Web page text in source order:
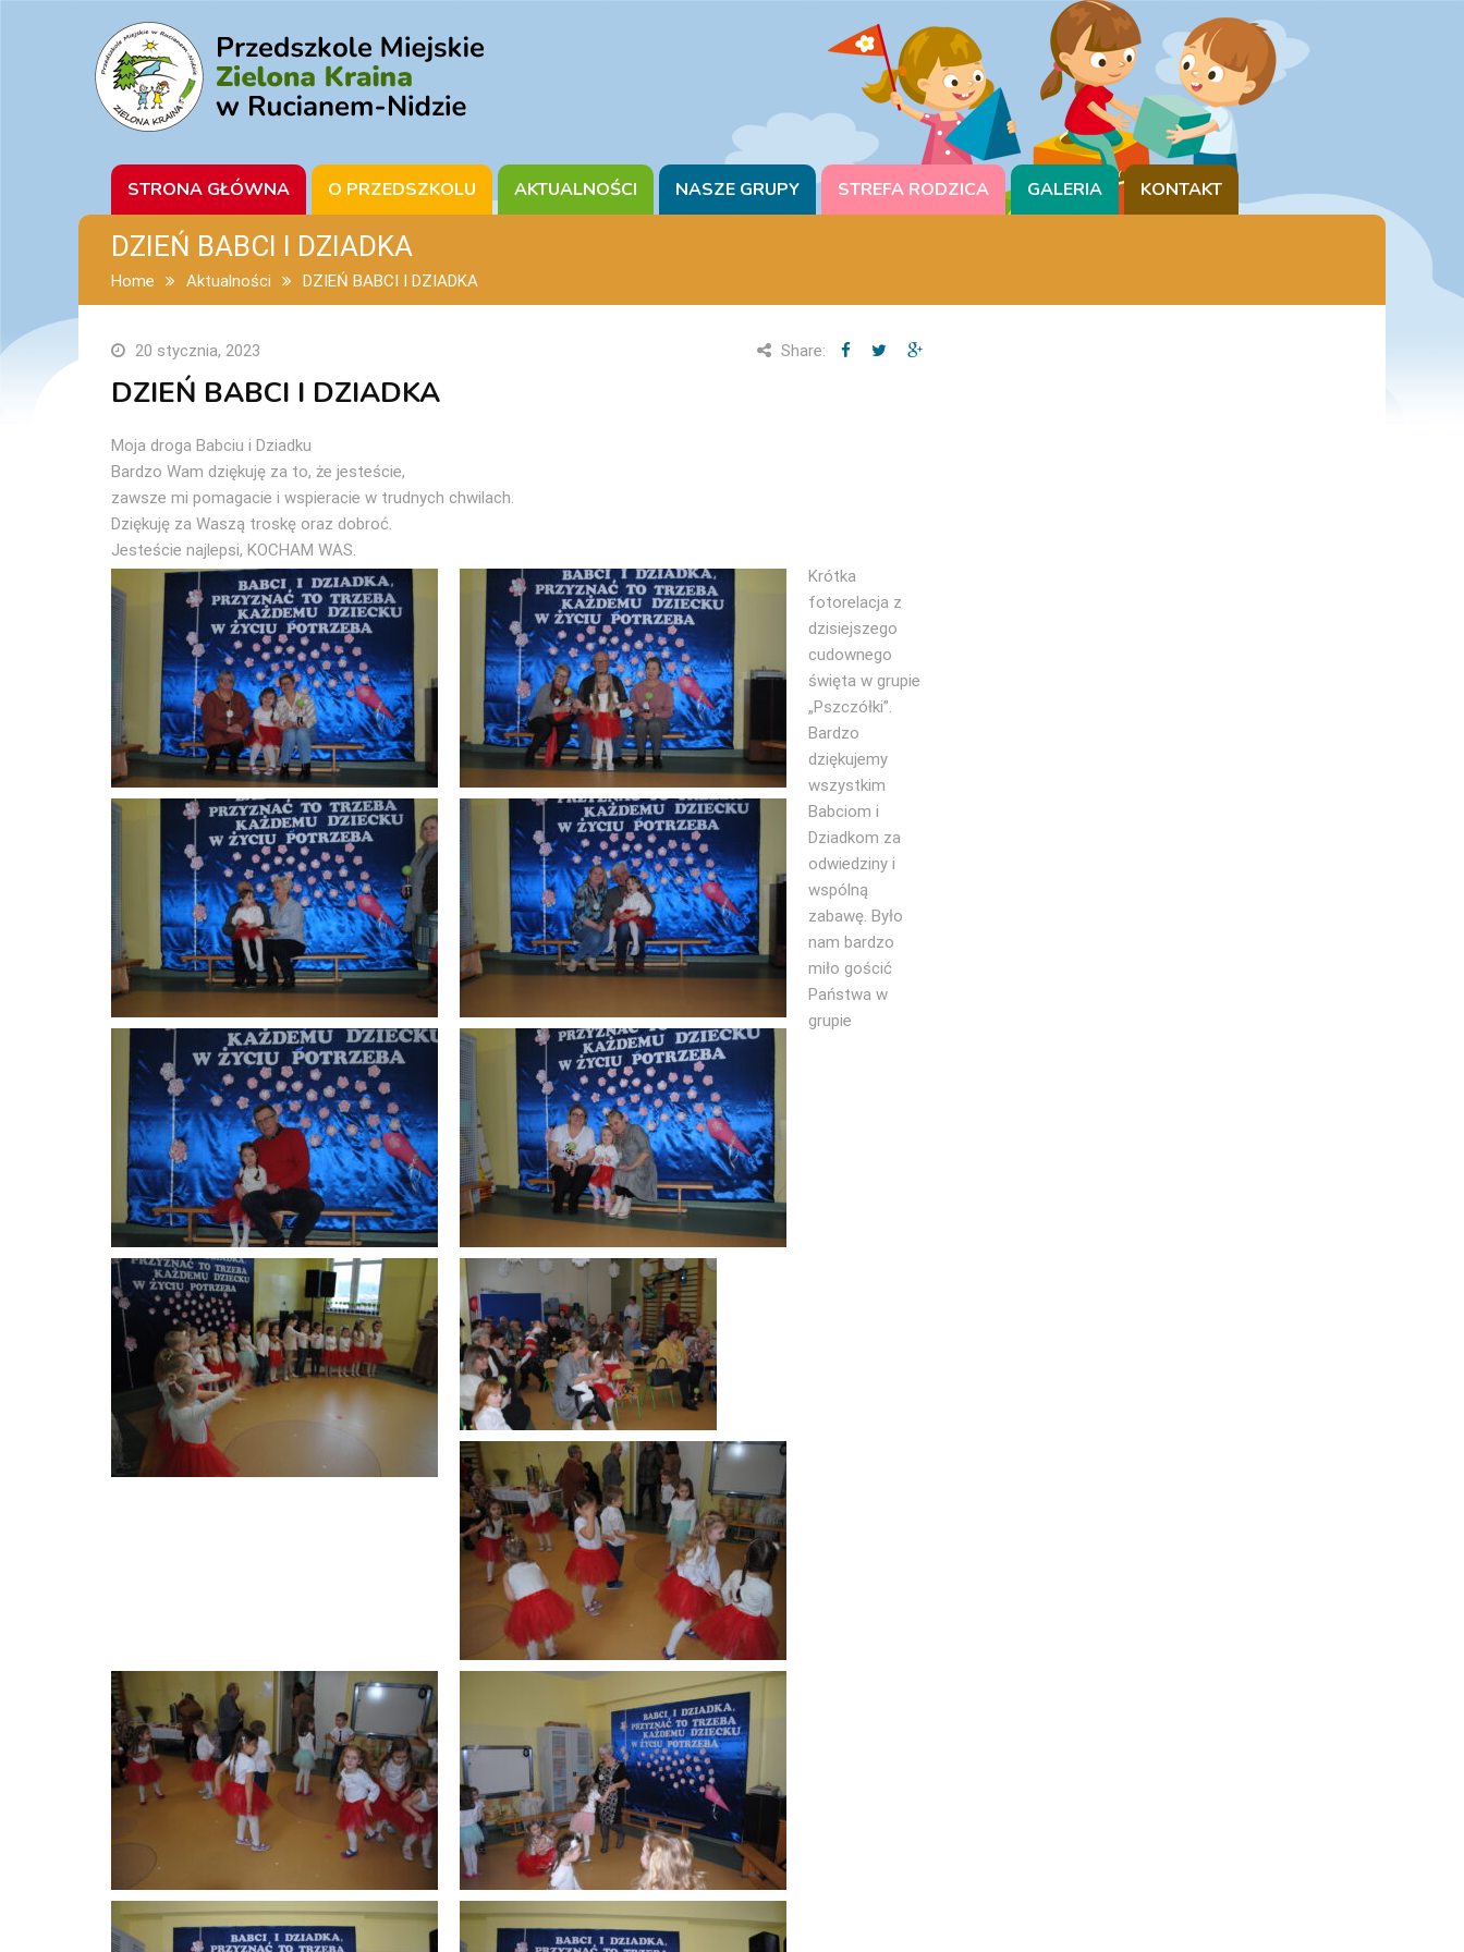
STRONA GŁÓWNA O PRZEDSZKOLU AKTUALNOŚCI NASZE GRUPY STREFA RODZICA GALERIA KONTAKT
DZIEŃ BABCI I DZIADKA
Home Aktualności DZIEŃ BABCI I DZIADKA
20 stycznia, 2023 Share:
DZIEŃ BABCI I DZIADKA
Moja droga Babciu i Dziadku
Bardzo Wam dziękuję za to, że jesteście,
zawsze mi pomagacie i wspieracie w trudnych chwilach.
Dziękuję za Waszą troskę oraz dobroć.
Jesteście najlepsi, KOCHAM WAS.
Krótka
fotorelacja z
dzisiejszego
cudownego
święta w grupie
„Pszczółki”.
Bardzo
dziękujemy
wszystkim
Babciom i
Dziadkom za
odwiedziny i
wspólną
zabawę. Było
nam bardzo
miło gościć
Państwa w
grupie